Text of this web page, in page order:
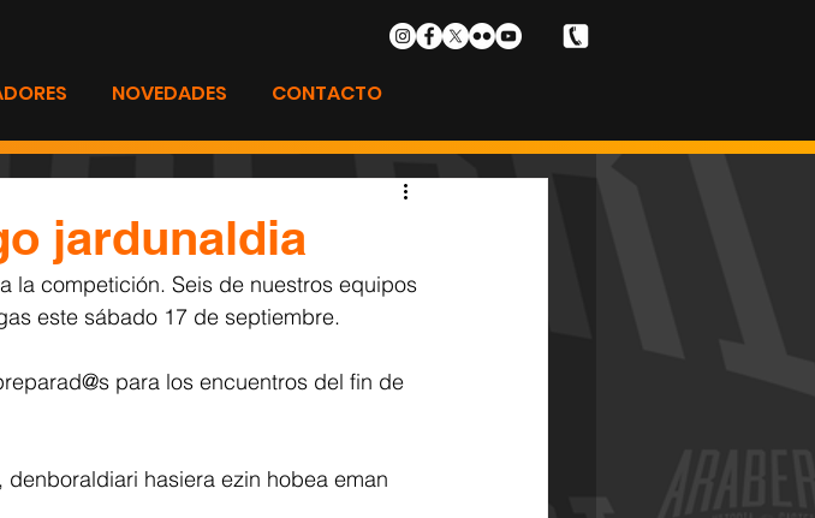
NOVEDADES CONTACTO
jardunaldia
la competición. Seis de nuestros equipos
este sábado 17 de septiembre.
para los encuentros del fin de
hasiera ezin hobea eman